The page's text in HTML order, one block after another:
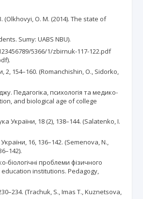
(Olkhovyi, O. M. (2014). The state of
Sumy: UABS NBU).
5366/1/zbirnuk-117-122.pdf
2, 154–160. (Romanchishin, O., Sidorko,
Педагогіка, психологія та медико-
and biological age of college
України, 18 (2), 138–144. (Salatenko, I.
16, 136–142. (Semenova, N.,
проблеми фізичного
education institutions. Pedagogy,
(Trachuk, S., Imas T., Kuznetsova,